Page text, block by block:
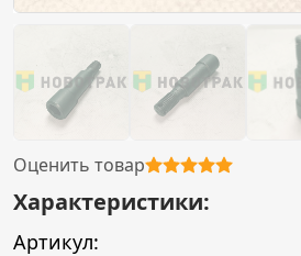
Оценить товар
Характеристики:
Артикул: